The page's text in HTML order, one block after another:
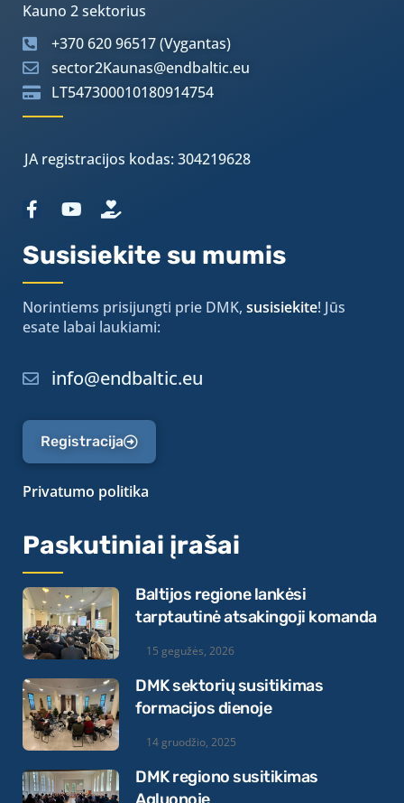
Kauno 2 sektorius
+370 620 96517 (Vygantas)
sector2Kaunas@endbaltic.eu
LT547300010180914754
JA registracijos kodas: 304219628
Susisiekite su mumis
Norintiems prisijungti prie DMK, susisiekite! Jūs
esate labai laukiami:
info@endbaltic.eu
Registracija
Privatumo politika
Paskutiniai įrašai
Baltijos regione lankėsi
tarptautinė atsakingoji komanda
15 gegužės, 2026
DMK sektorių susitikimas
formacijos dienoje
14 gruodžio, 2025
DMK regiono susitikimas